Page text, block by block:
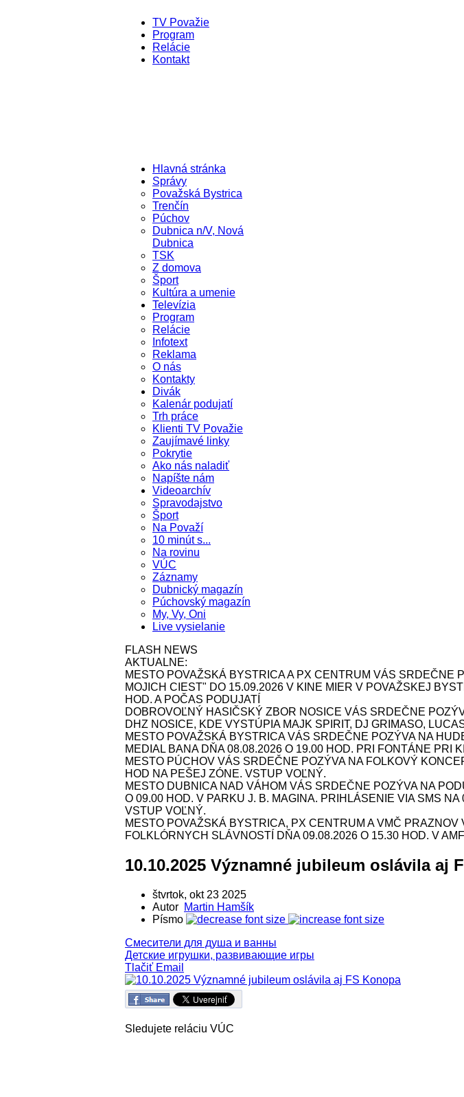
TV Považie
Program
Relácie
Kontakt
Hlavná stránka
Správy
Považská Bystrica
Trenčín
Púchov
Dubnica n/V, Nová
Dubnica
TSK
Z domova
Šport
Kultúra a umenie
Televízia
Program
Relácie
Infotext
Reklama
O nás
Kontakty
Divák
Kalenár podujatí
Trh práce
Klienti TV Považie
Zaujímavé linky
Pokrytie
Ako nás naladiť
Napíšte nám
Videoarchív
Spravodajstvo
Šport
Na Považí
10 minút s...
Na rovinu
VÚC
Záznamy
Dubnický magazín
Púchovský magazín
My, Vy, Oni
Live vysielanie
FLASH NEWS
AKTUALNE:
MESTO POVAŽSKÁ BYSTRICA A PX CENTRUM VÁS SRDEČNE
MOJICH CIEST" DO 15.09.2026 V KINE MIER V POVAŽSKEJ
HOD. A POČAS PODUJATÍ
DOBROVOĽNÝ HASIČSKÝ ZBOR NOSICE VÁS SRDEČNE
DHZ NOSICE, KDE VYSTÚPIA MAJK SPIRIT, DJ GRIMASO,
MESTO POVAŽSKÁ BYSTRICA VÁS SRDEČNE POZÝVA NA
MEDIAL BANA DŇA 08.08.2026 O 19.00 HOD. PRI FONTÁNE PRI
MESTO PÚCHOV VÁS SRDEČNE POZÝVA NA FOLKOVÝ
HOD NA PEŠEJ ZÓNE. VSTUP VOĽNÝ.
MESTO DUBNICA NAD VÁHOM VÁS SRDEČNE POZÝVA NA
O 09.00 HOD. V PARKU J. B. MAGINA. PRIHLÁSENIE VIA SMS
VSTUP VOĽNÝ.
MESTO POVAŽSKÁ BYSTRICA, PX CENTRUM A VMČ
FOLKLÓRNYCH SLÁVNOSTÍ DŇA 09.08.2026 O 15.30 HOD. V
10.10.2025 Významné jubileum oslávila aj
štvrtok, okt 23 2025
Autor Martin Hamšík
Písmo
Смесители для душа и ванны
Детские игрушки, развивающие игры
Tlačiť Email
Sledujete reláciu VÚC